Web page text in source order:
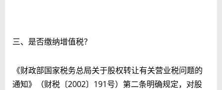
三、是否缴纳增值税？
《财政部国家税务总局关于股权转让有关营业税问题的
通知》（财税〔2002〕191号）第二条明确规定，对股